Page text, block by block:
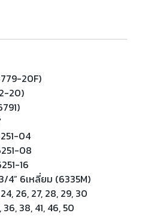
20F)
20)
04
08
16
4” 6เหลี่ยม (6335M)
26, 27, 28, 29, 30
41, 46, 50